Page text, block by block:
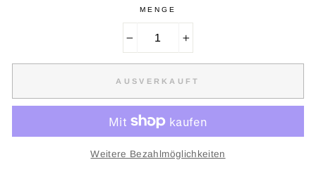
MENGE
AUSVERKAUFT
Weitere Bezahlmöglichkeiten